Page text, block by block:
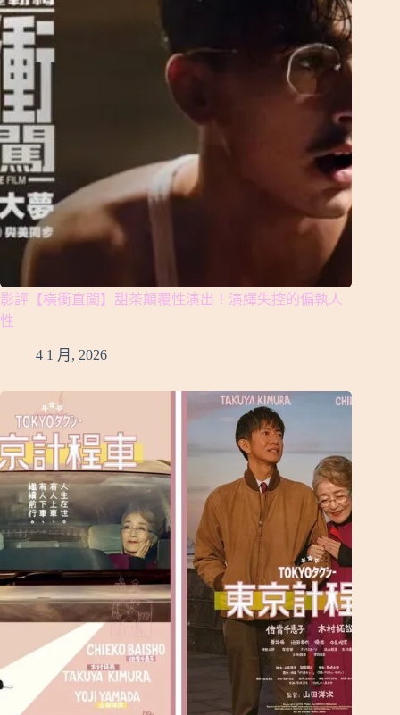
影評【橫衝直闖】甜茶顛覆性演出！演繹失控的偏執人
性
4 1 月, 2026